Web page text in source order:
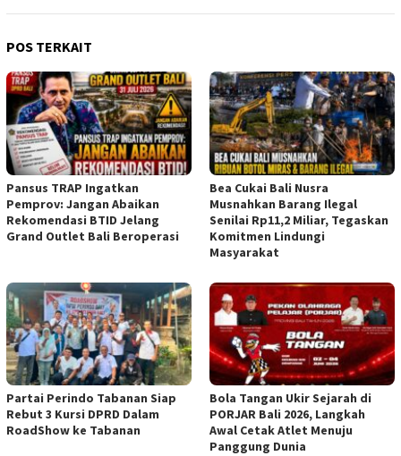
POS TERKAIT
Pansus TRAP Ingatkan
Pemprov: Jangan Abaikan
Rekomendasi BTID Jelang
Grand Outlet Bali Beroperasi
Bea Cukai Bali Nusra
Musnahkan Barang Ilegal
Senilai Rp11,2 Miliar, Tegaskan
Komitmen Lindungi
Masyarakat
Partai Perindo Tabanan Siap
Rebut 3 Kursi DPRD Dalam
RoadShow ke Tabanan
Bola Tangan Ukir Sejarah di
PORJAR Bali 2026, Langkah
Awal Cetak Atlet Menuju
Panggung Dunia